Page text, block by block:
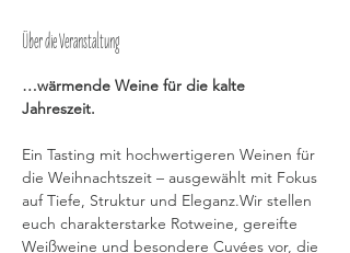
Über die Veranstaltung
…wärmende Weine für die kalte
Jahreszeit.
Ein Tasting mit hochwertigeren Weinen für
die Weihnachtszeit – ausgewählt mit Fokus
auf Tiefe, Struktur und Eleganz.Wir stellen
euch charakterstarke Rotweine, gereifte
Weißweine und besondere Cuvées vor, die